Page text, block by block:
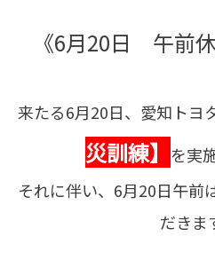
《6月20日 午前
来たる6月20日、愛知トヨ
災訓練】
を実
それに伴い、6月20日午前
だきま